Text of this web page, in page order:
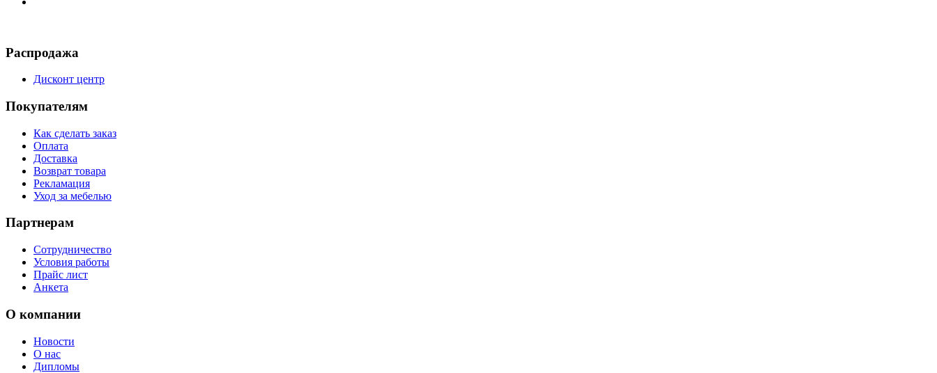
Распродажа
Дисконт центр
Покупателям
Как сделать заказ
Оплата
Доставка
Возврат товара
Рекламация
Уход за мебелью
Партнерам
Сотрудничество
Условия работы
Прайс лист
Анкета
О компании
Новости
О нас
Дипломы